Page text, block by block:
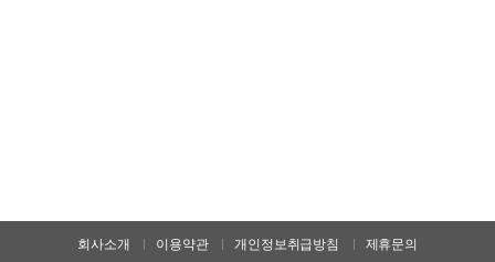
회사소개 이용약관 개인정보취급방침 제휴문의